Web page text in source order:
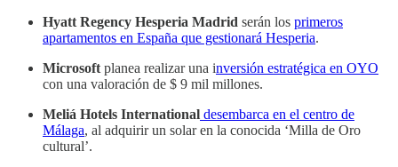
Hyatt Regency Hesperia Madrid serán los primeros
apartamentos en España que gestionará Hesperia.
Microsoft planea realizar una inversión estratégica en OYO
con una valoración de $ 9 mil millones.
Meliá Hotels International desembarca en el centro de
Málaga, al adquirir un solar en la conocida ‘Milla de Oro
cultural’.